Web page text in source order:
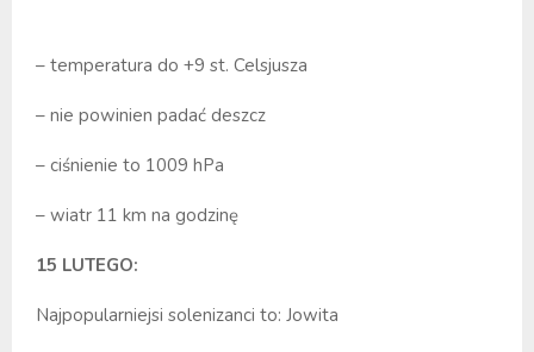
– temperatura do +9 st. Celsjusza
– nie powinien padać deszcz
– ciśnienie to 1009 hPa
– wiatr 11 km na godzinę
15 LUTEGO:
Najpopularniejsi solenizanci to: Jowita